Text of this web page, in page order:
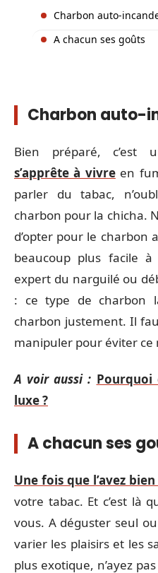
Charbon auto-
A chacun ses goûts
Charbon auto-
Bien préparé, c’est
s’apprête à vivreen
parler du tabac,
charbon pour la chicha.
d’opter pour le charbon
beaucoup plus facile à
expert du narguilé ou
: ce type de charbon
charbon justement. Il
manipuler pour éviter
A voir aussi : Pourquoi
luxe ?
A chacun ses
Une fois que l’avez
votre tabac. Et c’est là
vous. A déguster seul
varier les plaisirs et les
plus exotique, n’ayez